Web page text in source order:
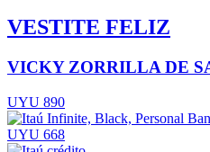
VESTITE FELIZ
VICKY ZORRILLA DE
UYU 890
UYU 668